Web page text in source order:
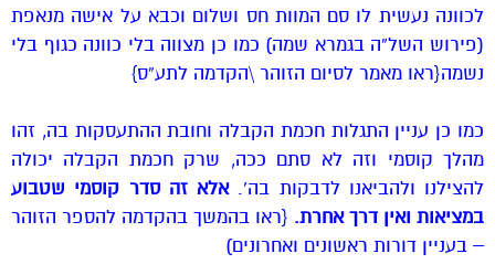
לכוונה נעשית לו סם המוות חס ושלום וכבא על אישה מנאפת
(פירוש השל”ה בגמרא שמה) כמו כן מצווה בלי כוונה כגוף בלי
נשמה{ראו מאמר לסיום הזוהר \הקדמה לתע”ס}
כמו כן עניין התגלות חכמת הקבלה וחובת ההתעסקות בה, זהו
מהלך קוסמי וזה לא סתם ככה, שרק חכמת הקבלה יכולה
להצילנו ולהביאנו לדבקות בה’.אלא זה סדר קוסמי שטבוע
במציאות ואין דרך אחרת. {ראו בהמשך בהקדמה להספר הזוהר
– בעניין דורות ראשונים ואחרונים)